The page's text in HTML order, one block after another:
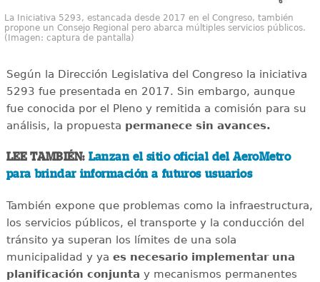
La Iniciativa 5293, estancada desde 2017 en el Congreso, también
propone un Consejo Regional pero abarca múltiples servicios públicos.
(Imagen: captura de pantalla)
Según la Dirección Legislativa del Congreso la iniciativa
5293 fue presentada en 2017. Sin embargo, aunque
fue conocida por el Pleno y remitida a comisión para su
análisis, la propuesta permanece sin avances.
LEE TAMBIÉN: Lanzan el sitio oficial del AeroMetro
para brindar información a futuros usuarios
También expone que problemas como la infraestructura,
los servicios públicos, el transporte y la conducción del
tránsito ya superan los límites de una sola
municipalidad y ya es necesario implementar una
planificación conjunta y mecanismos permanentes